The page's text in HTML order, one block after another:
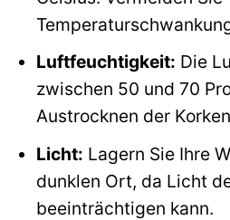
Luftfeuchtigkeit: Die
zwischen 50 und 70
Austrocknen der
Licht: Lagern Sie Ihre
dunklen Ort, da Licht
beeinträchtigen kann.